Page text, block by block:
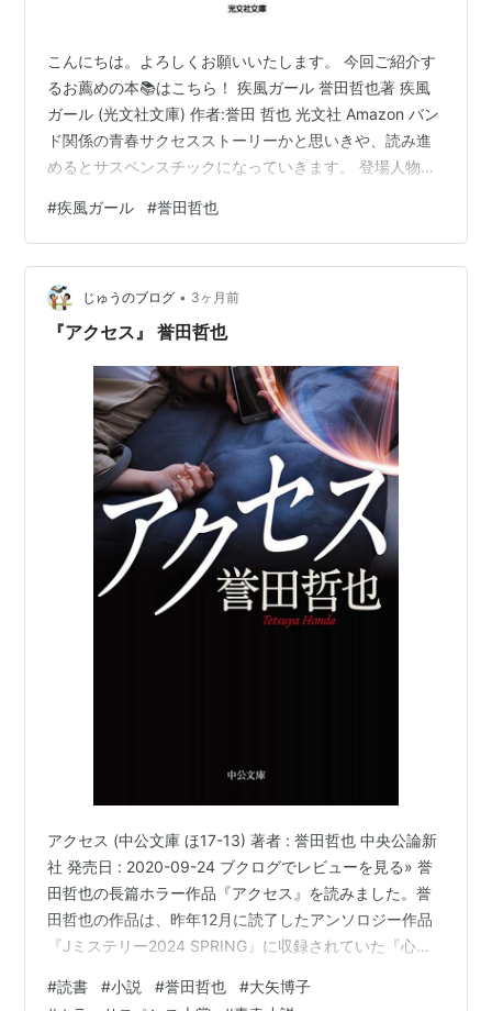
こんにちは。よろしくお願いいたします。 今回ご紹介す
るお薦めの本📚はこちら！ 疾風ガール 誉田哲也著 疾風
ガール (光文社文庫) 作者:誉田 哲也 光文社 Amazon バン
ド関係の青春サクセスストーリーかと思いきや、読み進
めるとサスペンスチックになっていきます。 登場人物が
た。 自由奔放なロック少女の柏木夏美。ほとんどの人が
認める、とんでもない才能の持ち主のようです。 バンド
内で起こってしまうある事件の真相を追います。 夏美の
才能に惚れ込み、所属もしていないのにマネージャーの
ようになってしまった芸能事務所に勤めている宮原さん
#疾風ガール #誉田哲也
じゅうのブログ • 3ヶ月前
『アクセス』 誉田哲也
アクセス (中公文庫 ほ17-13) 著者 : 誉田哲也 中央公論新
社 発売日 : 2020-09-24 ブクログでレビューを見る» 誉
田哲也の長篇ホラー作品『アクセス』を読みました。誉
田哲也の作品は、昨年12月に読了したアンソロジー作品
『Jミステリー2024 SPRING』に収録されていた『心の
襲いかかる殺人の連鎖。仮想現実を支配する「極限の悪
#読書 #小説 #誉田哲也 #大矢博子